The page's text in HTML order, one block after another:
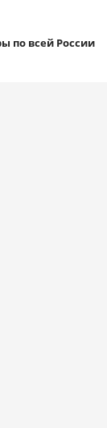
по всей России